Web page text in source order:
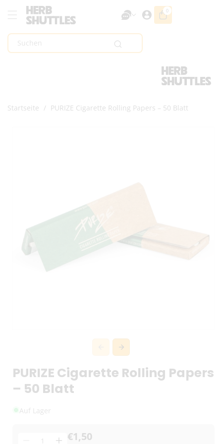
Springen
Suchen
0
0
Artikel
Startseite / PURIZE Cigarette Rolling Papers – 50 Blatt
PURIZE Cigarette Rolling Papers
– 50 Blatt
Auf Lager
€1,50